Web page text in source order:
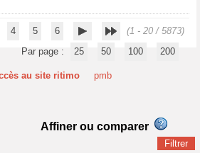
4 5 6
(1 - 20 / 5873)
Par page :
25 50 100 200
au site ritimo pmb
Affiner ou comparer